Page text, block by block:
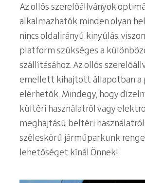
Az ollós szerelőállványok
alkalmazhatók minden olyan
nincs oldalirányú kinyúlás,
platform szükséges a
szállításához. Az ollós
emellett kihajtott állapotban a
elérhetők. Mindegy, hogy
kültéri használatról vagy
meghajtású beltéri használatról
széleskörű járműparkunk
lehetőséget kínál Önnek!